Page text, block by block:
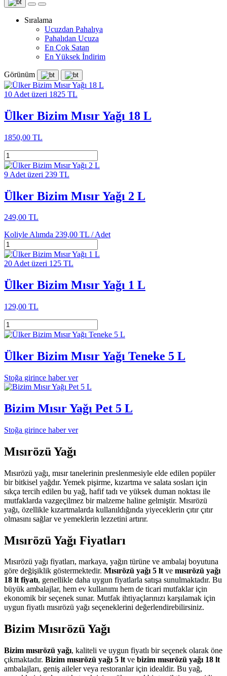
Sıralama
Ucuzdan Pahalıya
Pahalıdan Ucuza
En Çok Satan
En Yüksek İndirim
Görünüm
10 Adet üzeri 1825 TL
Ülker Bizim Mısır Yağı 18 L
1850,00 TL
9 Adet üzeri 239 TL
Ülker Bizim Mısır Yağı 2 L
249,00 TL
Koliyle Alımda 239,00 TL /Adet
20 Adet üzeri 125 TL
Ülker Bizim Mısır Yağı 1 L
129,00 TL
Ülker Bizim Mısır Yağı Teneke 5 L
Stoğa girince haber ver
Bizim Mısır Yağı Pet 5 L
Stoğa girince haber ver
Mısırözü Yağı
Mısırözü yağı, mısır tanelerinin preslenmesiyle elde edilen popüler
bir bitkisel yağdır. Yemek pişirme, kızartma ve salata sosları için
sıkça tercih edilen bu yağ, hafif tadı ve yüksek duman noktası ile
mutfaklarda vazgeçilmez bir malzeme haline gelmiştir. Mısırözü
yağı, özellikle kızartmalarda kullanıldığında yiyeceklerin çıtır çıtır
olmasını sağlar ve yemeklerin lezzetini artırır.
Mısırözü Yağı Fiyatları
Mısırözü yağı fiyatları, markaya, yağın türüne ve ambalaj boyutuna
göre değişiklik göstermektedir. Mısırözü yağı 5 ltve mısırözü yağı
18 lt fiyatı, genellikle daha uygun fiyatlarla satışa sunulmaktadır. Bu
büyük ambalajlar, hem ev kullanımı hem de ticari mutfaklar için
ekonomik bir seçenek sunar. Mutfak ihtiyaçlarınızı karşılamak için
uygun fiyatlı mısırözü yağı seçeneklerini değerlendirebilirsiniz.
Bizim Mısırözü Yağı
Bizim mısırözü yağı, kaliteli ve uygun fiyatlı bir seçenek olarak öne
çıkmaktadır. Bizim mısırözü yağı 5 lt ve bizim mısırözü yağı 18 lt
ambalajları, geniş aileler veya restoranlar için idealdir. Bu yağ,